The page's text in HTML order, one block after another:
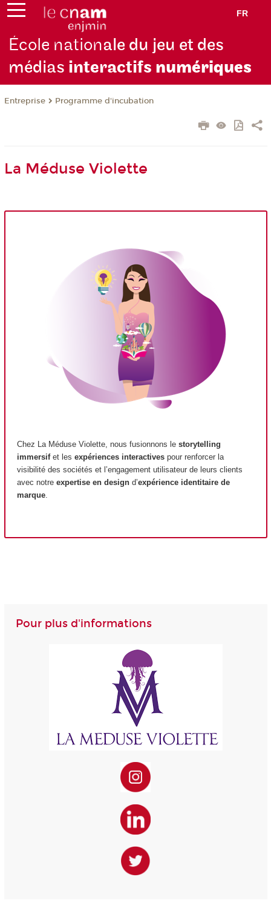
FR
École nationale du jeu et des
médias interactifs numériques
Entreprise Programme d'incubation
La Méduse Violette
Chez La Méduse Violette, nous fusionnons le storytelling
immersifet les expériences interactives pour renforcer la
visibilité des sociétés et l’engagement utilisateur de leurs clients
avec notre expertise en design d’expérience identitaire de
marque.
Pour plus d'informations